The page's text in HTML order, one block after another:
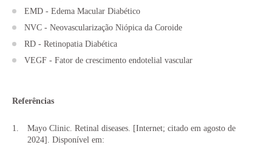
EMD - Edema Macular Diabético
NVC - Neovascularização Niópica da Coroide
RD - Retinopatia Diabética
VEGF - Fator de crescimento endotelial vascular
Referências
Mayo Clinic. Retinal diseases. [Internet; citado em agosto de
2024]. Disponível em: